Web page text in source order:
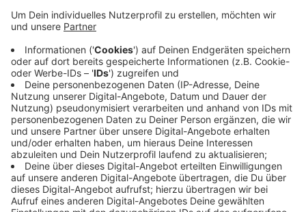
Veröffentlicht:Mittwoch, 12.05.2021 07:33
Anzeige
Der LKW wollte verbotenerweise über die Rheinbrücke
fahren, wurde dann aber durch die Schranke abgeleitet
– offenbar hat der PKW dahinter versucht noch durch
die sich schließende Schranke zu fahren und wurde
dabei eingeklemmt. Die Unfallstelle ist noch
ungesichert, die Polizei ist unterwegs.